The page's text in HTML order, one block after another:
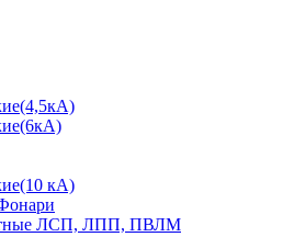
кА)
ЛСП, ЛПП, ПВЛМ